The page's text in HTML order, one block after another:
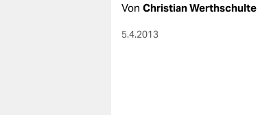
Von Christian Werthschulte
5.4.2013